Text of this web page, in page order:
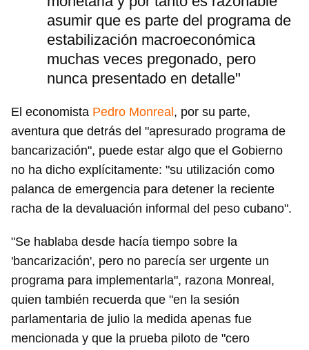
asumir que es parte del programa de
estabilización macroeconómica
muchas veces pregonado, pero
nunca presentado en detalle"
El economista Pedro Monreal , por su parte,
aventura que detrás del "apresurado programa de
bancarización", puede estar algo que el Gobierno
no ha dicho explícitamente: "su utilización como
palanca de emergencia para detener la reciente
racha de la devaluación informal del peso cubano".
"Se hablaba desde hacía tiempo sobre la
'bancarización', pero no parecía ser urgente un
programa para implementarla", razona Monreal,
quien también recuerda que "en la sesión
parlamentaria de julio la medida apenas fue
mencionada y que la prueba piloto de "cero